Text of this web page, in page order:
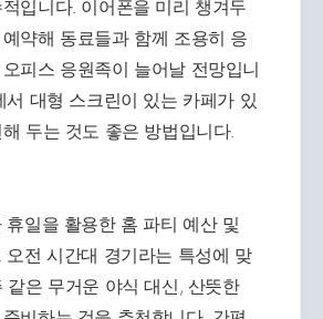
입니다. 이어폰을 미리 챙겨두
약해 동료들과 함께 조용히 응
피스 응원족이 늘어날 전망입니
서 대형 스크린이 있는 카페가 있
두는 것도 좋은 방법입니다.
휴일을 활용한 홈 파티 예산 및
오전 시간대 경기라는 특성에 맞
같은 무거운 야식 대신, 산뜻한